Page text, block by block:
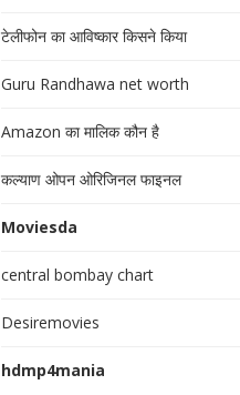
टेलीफोन का आविष्कार किसने किया
Guru Randhawa net worth
Amazon का मालिक कौन है
कल्याण ओपन ओरिजिनल फाइनल
Moviesda
central bombay chart
Desiremovies
hdmp4mania